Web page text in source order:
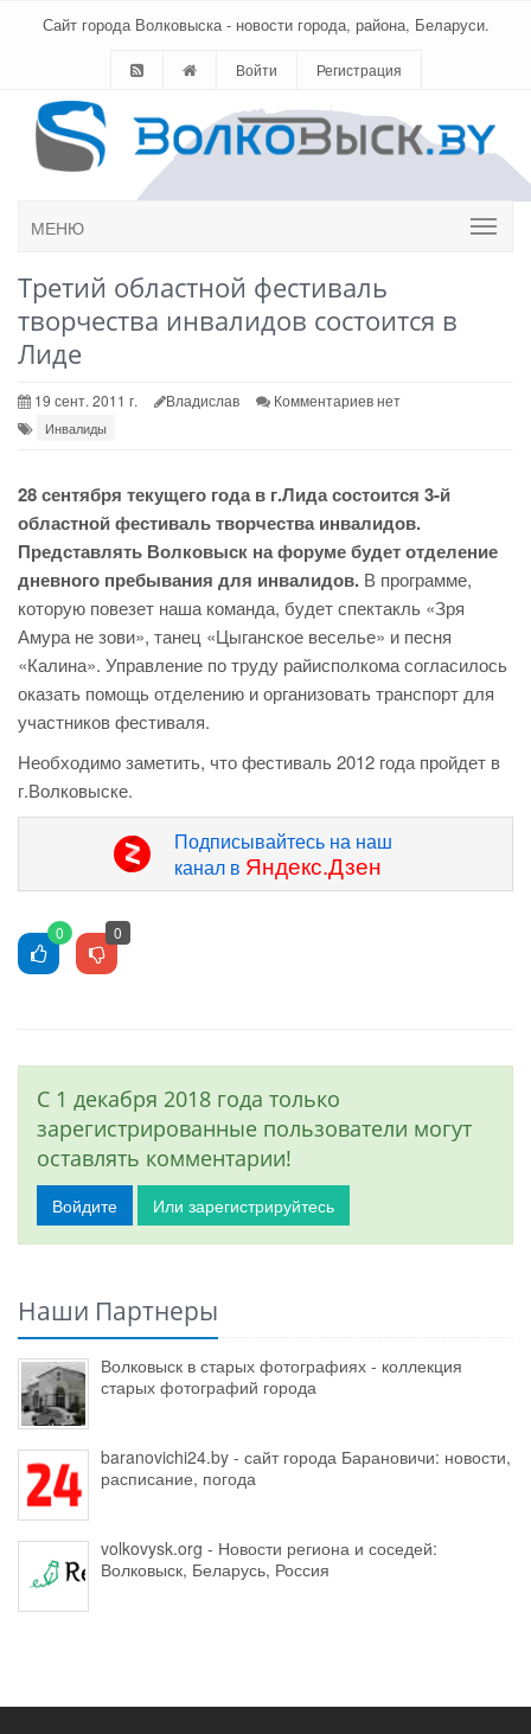
Сайт города Волковыска - новости города, района, Беларуси.
Войти Регистрация
МЕНЮ
Третий областной фестиваль
творчества инвалидов состоится в
Лиде
19 сент. 2011 г. Владислав Комментариев нет
Инвалиды
28 сентября текущего года в г.Лида состоится 3-й
областной фестиваль творчества инвалидов.
Представлять Волковыск на форуме будет отделение
дневного пребывания для инвалидов. В программе,
которую повезет наша команда, будет спектакль «Зря
Амура не зови», танец «Цыганское веселье» и песня
«Калина». Управление по труду райисполкома согласилось
оказать помощь отделению и организовать транспорт для
участников фестиваля.
Необходимо заметить, что фестиваль 2012 года пройдет в
г.Волковыске.
Подписывайтесь на наш
канал в Яндекс.Дзен
0 0
С 1 декабря 2018 года только
зарегистрированные пользователи могут
оставлять комментарии!
Войдите Или зарегистрируйтесь
Наши Партнеры
Волковыск в старых фотографиях - коллекция
старых фотографий города
baranovichi24.by - сайт города Барановичи: новости,
расписание, погода
volkovysk.org - Новости региона и соседей:
Волковыск, Беларусь, Россия